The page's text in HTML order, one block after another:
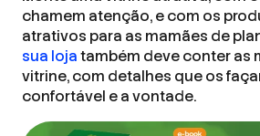
chamem atenção, e com os
atrativos para as mamães de
sua lojatambém deve conter as
vitrine, com detalhes que os
confortável e a vontade.